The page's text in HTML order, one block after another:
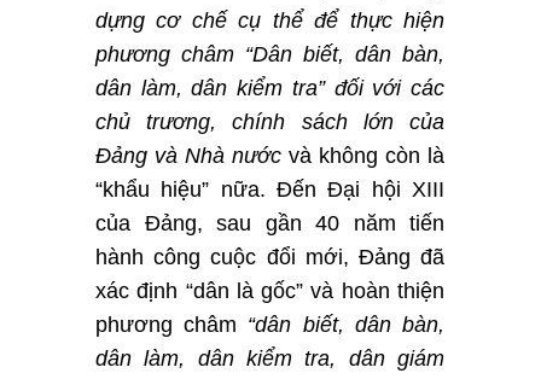
dựng cơ chế cụ thể để thực hiện
phương châm “Dân biết, dân bàn,
dân làm, dân kiểm tra” đối với các
chủ trương, chính sách lớn của
Đảng và Nhà nước và không còn là
“khẩu hiệu” nữa. Đến Đại hội XIII
của Đảng, sau gần 40 năm tiến
hành công cuộc đổi mới, Đảng đã
xác định “dân là gốc” và hoàn thiện
phương châm “dân biết, dân bàn,
dân làm, dân kiểm tra, dân giám